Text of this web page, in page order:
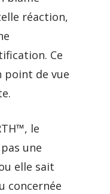
réaction,
Ce
point de vue
le
une
elle sait
concernée